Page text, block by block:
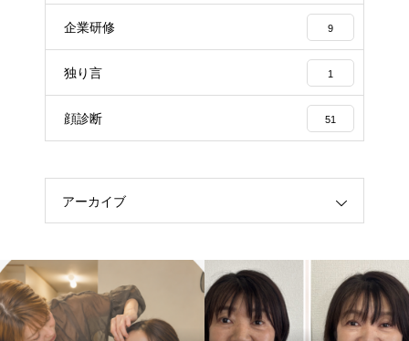
企業研修 9
独り言 1
顔診断 51
アーカイブ